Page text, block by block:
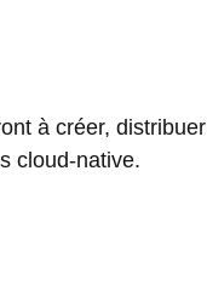
à créer, distribuer
cloud-native.